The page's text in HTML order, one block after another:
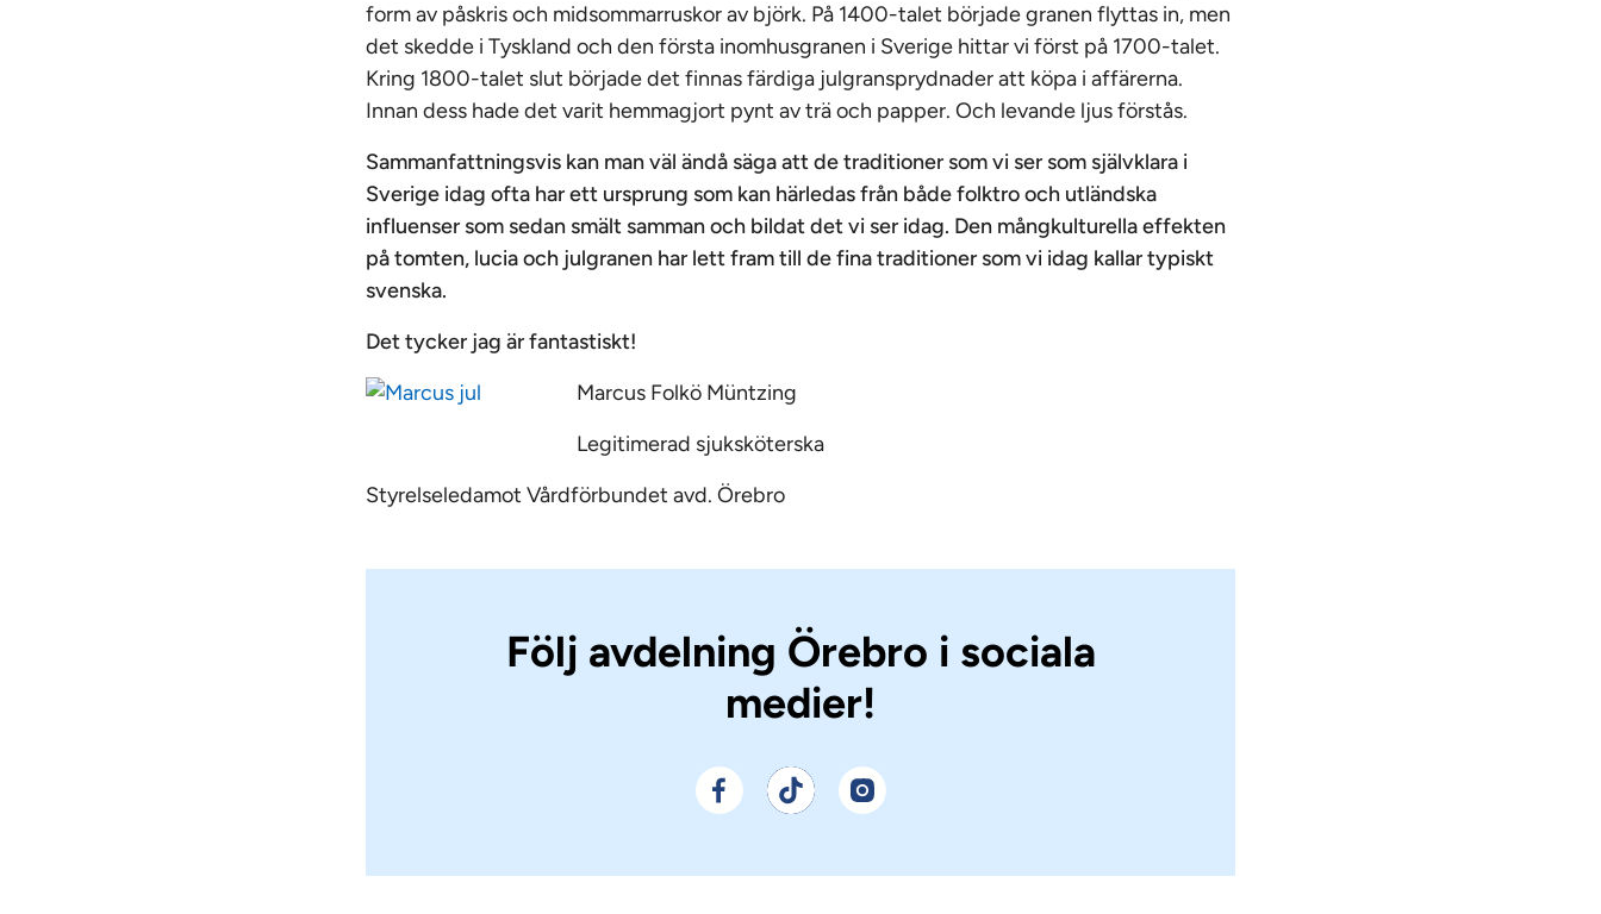
form av påskris och midsommarruskor av björk. På 1400-talet började granen flyttas in, men
det skedde i Tyskland och den första inomhusgranen i Sverige hittar vi först på 1700-talet.
Kring 1800-talet slut började det finnas färdiga julgransprydnader att köpa i affärerna.
Innan dess hade det varit hemmagjort pynt av trä och papper. Och levande ljus förstås.
Sammanfattningsvis kan man väl ändå säga att de traditioner som vi ser som självklara i
Sverige idag ofta har ett ursprung som kan härledas från både folktro och utländska
influenser som sedan smält samman och bildat det vi ser idag. Den mångkulturella effekten
på tomten, lucia och julgranen har lett fram till de fina traditioner som vi idag kallar typiskt
svenska.
Det tycker jag är fantastiskt!
Marcus Folkö Müntzing
Legitimerad sjuksköterska
Styrelseledamot Vårdförbundet avd. Örebro
Följ avdelning Örebro i sociala
medier!